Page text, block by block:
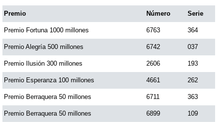
Premio Número Serie
Premio Fortuna 1000 millones 6763 364
Premio Alegría 500 millones 6742 037
Premio Ilusión 300 millones 2606 193
Premio Esperanza 100 millones 4661 262
Premio Berraquera 50 millones 6711 363
Premio Berraquera 50 millones 6899 109